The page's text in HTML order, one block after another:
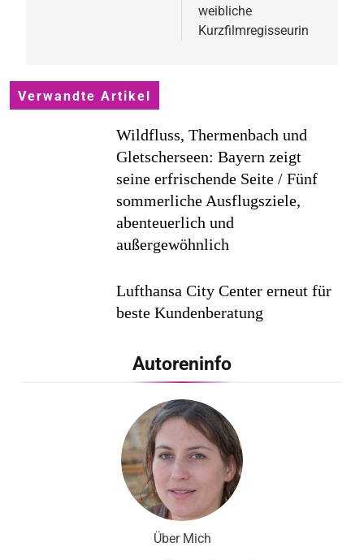
weibliche
Kurzfilmregisseurin
Verwandte Artikel
Wildfluss, Thermenbach und
Gletscherseen: Bayern zeigt
seine erfrischende Seite / Fünf
sommerliche Ausflugsziele,
abenteuerlich und
außergewöhnlich
Lufthansa City Center erneut für
beste Kundenberatung
Studie sieht LCC zum siebten
Mal in Folge vorn
Cool down am Hintertuxer
Gletscher
Ägypten erleben mit Builder
Travel: sicher, persönlich und gut
begleitet
Autoreninfo
Über Mich